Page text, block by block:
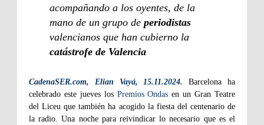
acompañando a los oyentes, de la
mano de un grupo de periodistas
valencianos que han cubierno la
catástrofe de Valencia
CadenaSER.com, Elian Vayá, 15.11.2024. Barcelona ha
celebrado este jueves los Premios Ondas en un Gran Teatre
del Liceu que también ha acogido la fiesta del centenario de
la radio. Una noche para reivindicar lo necesario que es el